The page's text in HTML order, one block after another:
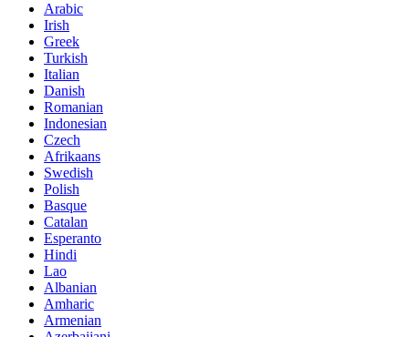
Arabic
Irish
Greek
Turkish
Italian
Danish
Romanian
Indonesian
Czech
Afrikaans
Swedish
Polish
Basque
Catalan
Esperanto
Hindi
Lao
Albanian
Amharic
Armenian